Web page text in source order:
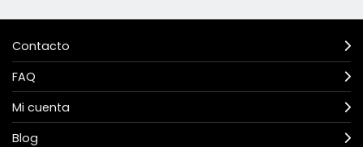
Contacto
FAQ
Mi cuenta
Blog